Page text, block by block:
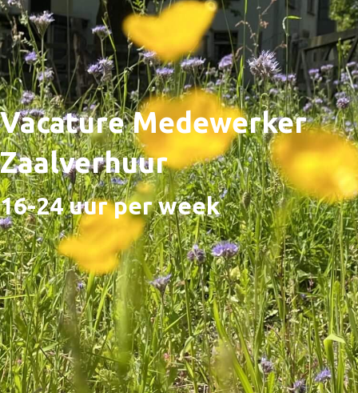
Vacature Medewerker
Zaalverhuur
16-24 uur per week